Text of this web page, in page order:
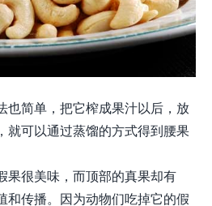
也简单，把它榨成果汁以后，放
就可以通过蒸馏的方式得到腰果
果很美味，而顶部的真果却有
和传播。因为动物们吃掉它的假